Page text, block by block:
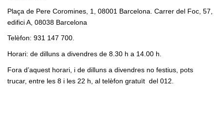
Plaça de Pere Coromines, 1, 08001 Barcelona. Carrer del Foc, 57,
edifici A, 08038 Barcelona
Telèfon: 931 147 700.
Horari: de dilluns a divendres de 8.30 h a 14.00 h.
Fora d’aquest horari, i de dilluns a divendres no festius, pots
trucar, entre les 8 i les 22 h, al telèfon gratuït del 012.